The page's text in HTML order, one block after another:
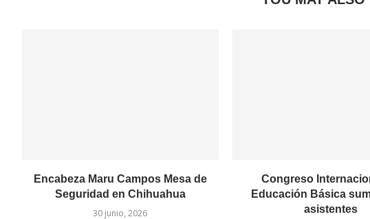
Encabeza Maru Campos Mesa de
Seguridad en Chihuahua
30 junio, 2026
Congreso
Educación Básica
asistentes